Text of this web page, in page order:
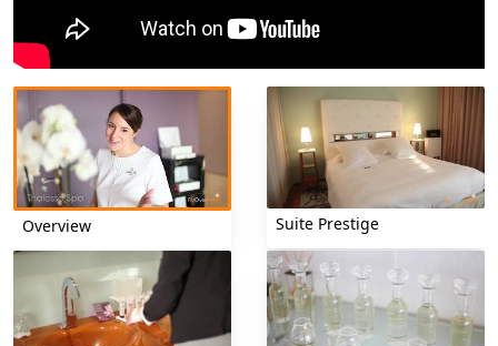
Overview Suite Prestige